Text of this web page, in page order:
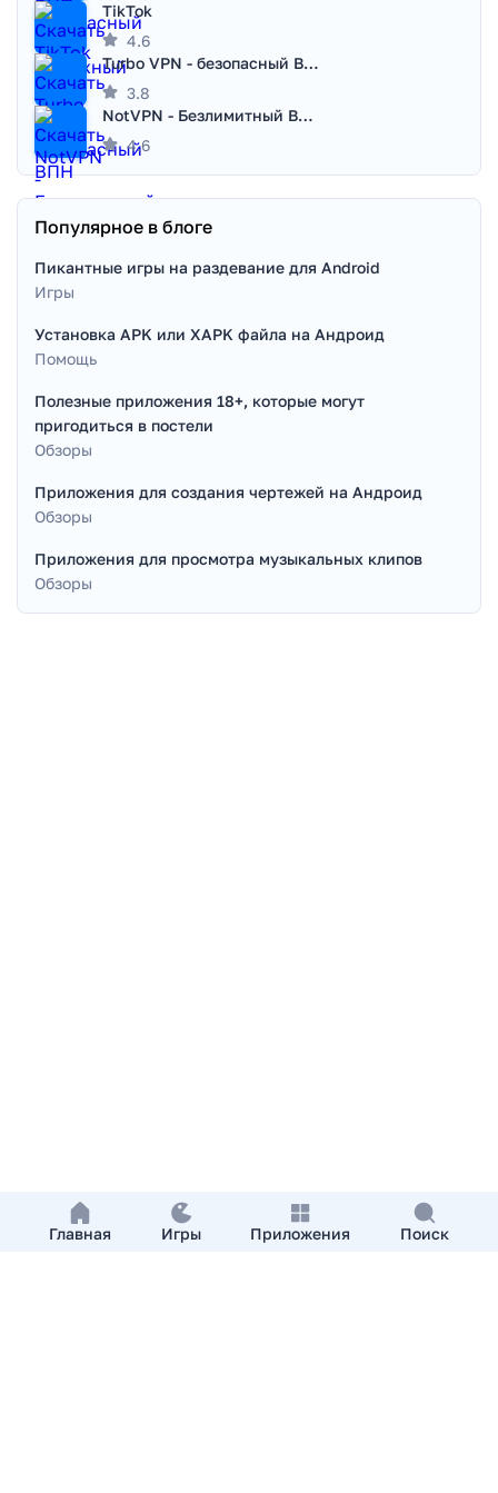
Главная Игры Приложения Поиск
TikTok
4.6
Turbo VPN - безопасный ВПН
3.8
NotVPN - Безлимитный ВПН | VPN
4.6
Популярное в блоге
Пикантные игры на раздевание для Android
Игры
Установка APK или XAPK файла на Андроид
Помощь
Полезные приложения 18+, которые могут
пригодиться в постели
Обзоры
Приложения для создания чертежей на Андроид
Обзоры
Приложения для просмотра музыкальных клипов
Обзоры